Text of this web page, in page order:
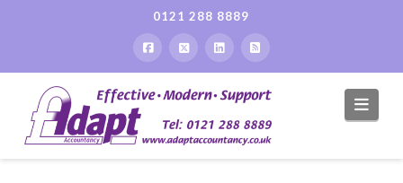
0121 288 8889